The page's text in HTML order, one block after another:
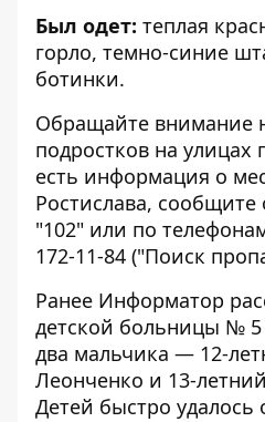
Был одет: теплая
горло, темно-синие
ботинки.
Обращайте внимание
подростков на улицах
есть информация о
Ростислава,
"102" или по
172-11-84 ("Поиск
Ранее Информатор
детской больницы №
два мальчика — 12-
Леонченко и 13-
Детей быстро удалось